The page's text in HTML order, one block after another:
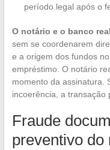
período legal após o
O notário e o banco
sem se coordenarem
e a origem dos fundos
empréstimo. O notário
momento da assinatura.
incoerência, a transação
Fraude
preventivo do